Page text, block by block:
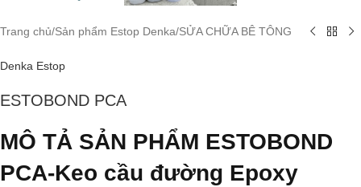
Trang chủ/Sản phẩm Estop Denka/SỬA CHỮA BÊ TÔNG
Denka Estop
ESTOBOND PCA
MÔ TẢ SẢN PHẨM ESTOBOND
PCA-Keo cầu đường Epoxy